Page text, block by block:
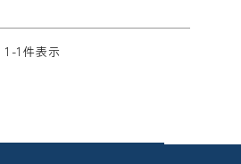
1 -1 件表示